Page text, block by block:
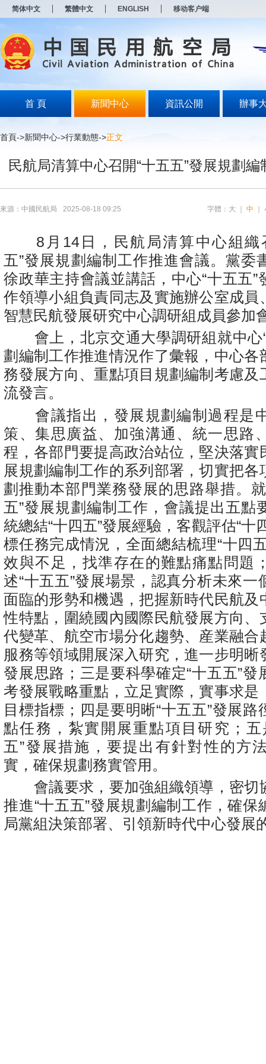
简体中文 繁體中文 ENGLISH 移动客户端
首 頁 新聞中心 資訊公開 辦事
首頁->新聞中心->行業動態->正文
民航局清算中心召開“十五五”發展規劃
來源：中國民航局 2025-08-18 09:25 字體： 大 中
8月14日，民航局清算中心組織
五”發展規劃編制工作推進會議。黨委
徐政華主持會議並講話，中心“十五五”
作領導小組負責同志及實施辦公室成員
智慧民航發展研究中心調研組成員參加
會上，北京交通大學調研組就中心“
劃編制工作推進情況作了彙報，中心各
務發展方向、重點項目規劃編制考慮及
流發言。
會議指出，發展規劃編制過程是
策、集思廣益、加強溝通、統一思路
程，各部門要提高政治站位，堅決落實
展規劃編制工作的系列部署，切實把各
劃推動本部門業務發展的思路舉措。
五”發展規劃編制工作，會議提出五點
統總結“十四五”發展經驗，客觀評估“十
標任務完成情況，全面總結梳理“十四
效與不足，找準存在的難點痛點問題
述“十五五”發展場景，認真分析未來一
面臨的形勢和機遇，把握新時代民航及
性特點，圍繞國內國際民航發展方向、
代變革、航空市場分化趨勢、産業融合
服務等領域開展深入研究，進一步明晰
發展思路；三是要科學確定“十五五”發
考發展戰略重點，立足實際，實事求是
目標指標；四是要明晰“十五五”發展路
點任務，紮實開展重點項目研究；五
五”發展措施，要提出有針對性的方
實，確保規劃務實管用。
會議要求，要加強組織領導，密切
推進“十五五”發展規劃編制工作，確保
局黨組決策部署、引領新時代中心發展
打
开
无
障
说
按
Alt
开